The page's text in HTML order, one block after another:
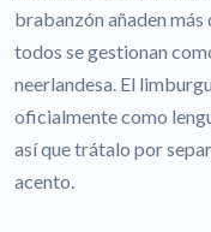
brabanzón añaden
todos se gestionan
neerlandesa. El
oficialmente como
así que trátalo por
acento.